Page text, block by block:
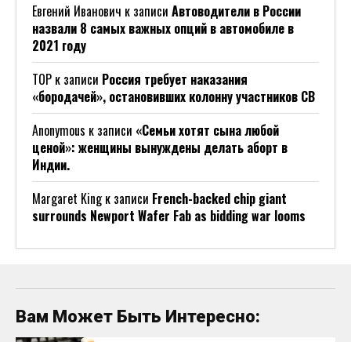
Евгений Иванович к записи Автоводители в России
назвали 8 самых важных опций в автомобиле в
2021 году
ТОР к записи Россия требует наказания
«бородачей», остановивших колонну участников СВ
Anonymous к записи «Семьи хотят сына любой
ценой»: женщины вынуждены делать аборт в
Индии.
Margaret Kingк записи French-backed chip giant
surrounds Newport Wafer Fab as bidding war looms
Вам Может Быть Интересно: